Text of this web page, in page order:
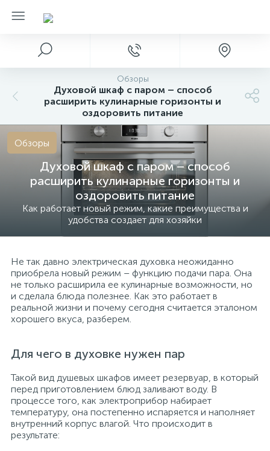
Обзоры
Духовой шкаф с паром – способ
расширить кулинарные горизонты и
оздоровить питание
Духовой шкаф с паром – способ
расширить кулинарные горизонты и
оздоровить питание
Как работает новый режим, какие преимущества и
удобства создает для хозяйки
Обзоры
Не так давно электрическая духовка неожиданно
приобрела новый режим – функцию подачи пара. Она
не только расширила ее кулинарные возможности, но
и сделала блюда полезнее. Как это работает в
реальной жизни и почему сегодня считается эталоном
хорошего вкуса, разберем.
Для чего в духовке нужен пар
Такой вид душевых шкафов имеет резервуар, в который
перед приготовлением блюд заливают воду. В
процессе того, как электроприбор набирает
температуру, она постепенно испаряется и наполняет
внутренний корпус влагой. Что происходит в
результате: